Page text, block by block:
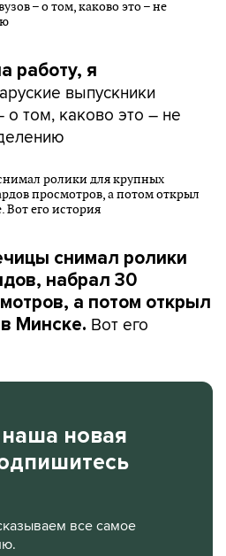
работу, я
выпускники
о том, каково это – не
снимал ролики
набрал 30
а потом открыл
Минске. Вот его
новая
все самое